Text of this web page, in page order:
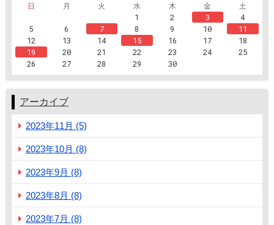
日
月 火 水 木 金
土
1
2 3
4
5
6 7 8 9 10
11
12
13 14 15 16 17
18
19
20 21 22 23 24
25
26
27 28 29 30
アーカイブ
2023年11月 (5)
2023年10月 (8)
2023年9月 (8)
2023年8月 (8)
2023年7月 (8)